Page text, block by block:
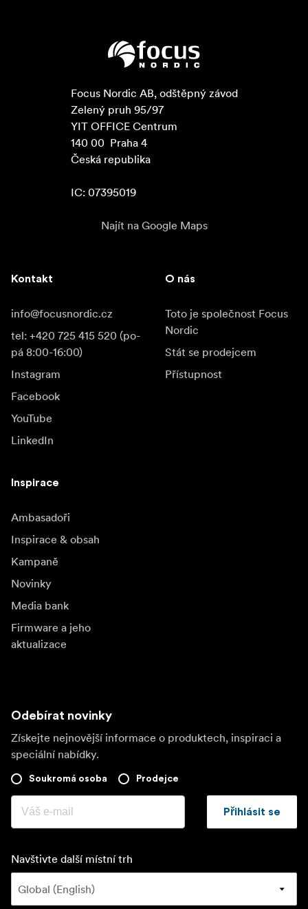
Focus Nordic AB, odštěpný závod
Zelený pruh 95/97
YIT OFFICE Centrum
140 00  Praha 4
Česká republika
IC: 07395019
Najít na Google Maps
Kontakt
info@focusnordic.cz
tel: +420 725 415 520 (po-
pá 8:00-16:00)
Instagram
Facebook
YouTube
LinkedIn
O nás
Toto je společnost Focus
Nordic
Stát se prodejcem
Přístupnost
Inspirace
Ambasadoři
Inspirace & obsah
Kampaně
Novinky
Media bank
Firmware a jeho
aktualizace
Odebírat novinky
Získejte nejnovější informace o produktech, inspiraci a
speciální nabídky.
Soukromá osoba Prodejce
Přihlásit se
Navštivte další místní trh